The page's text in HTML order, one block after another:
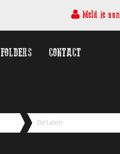
Meld je aan
FOLDERS CONTACT
Betalen